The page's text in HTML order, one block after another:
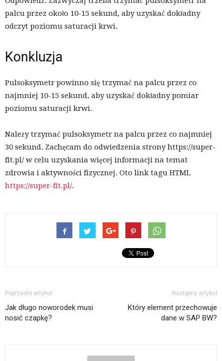
palcu przez około 10-15 sekund, aby uzyskać dokładny
odczyt poziomu saturacji krwi.
Konkluzja
Pulsoksymetr powinno się trzymać na palcu przez co
najmniej 10-15 sekund, aby uzyskać dokładny pomiar
poziomu saturacji krwi.
Należy trzymać pulsoksymetr na palcu przez co najmniej
30 sekund. Zachęcam do odwiedzenia strony https://super-
fit.pl/ w celu uzyskania więcej informacji na temat
zdrowia i aktywności fizycznej. Oto link tagu HTML
https://super-fit.pl/.
Poprzedni artykuł
Jak długo noworodek musi
nosić czapkę?
Następny artykuł
Który element przechowuje
dane w SAP BW?